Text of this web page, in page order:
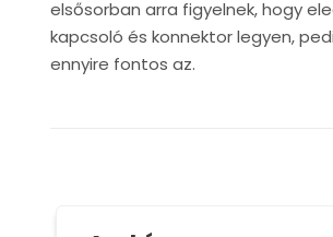
elsősorban arra figyelnek, hogy
kapcsoló és konnektor legyen,
ennyire fontos az.